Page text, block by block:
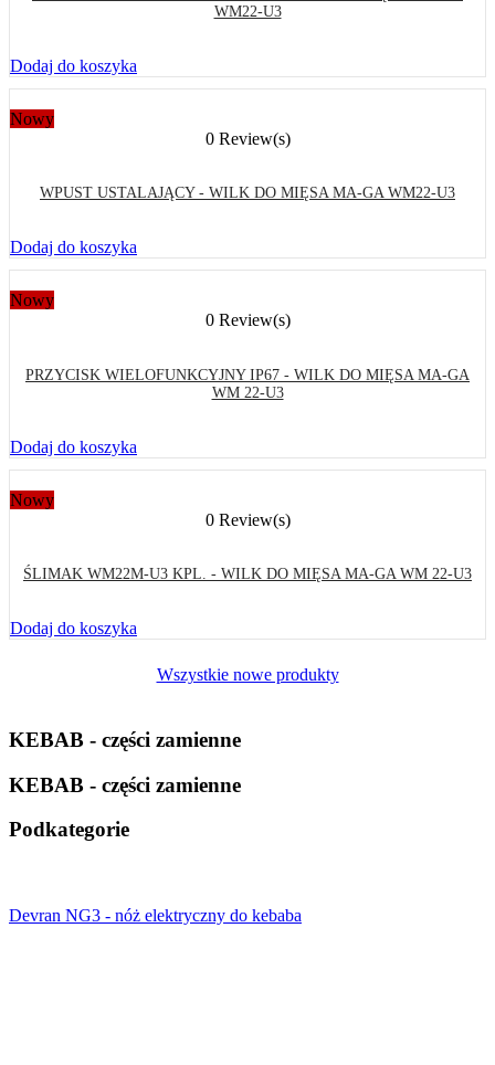
WM22-U3
Dodaj do koszyka
Nowy
0 Review(s)
WPUST USTALAJĄCY - WILK DO MIĘSA MA-GA WM22-U3
Dodaj do koszyka
Nowy
0 Review(s)
PRZYCISK WIELOFUNKCYJNY IP67 - WILK DO MIĘSA MA-GA
WM 22-U3
Dodaj do koszyka
Nowy
0 Review(s)
ŚLIMAK WM22M-U3 KPL. - WILK DO MIĘSA MA-GA WM 22-U3
Dodaj do koszyka
Wszystkie nowe produkty
KEBAB - części zamienne
KEBAB - części zamienne
Podkategorie
Devran NG3 - nóż elektryczny do kebaba